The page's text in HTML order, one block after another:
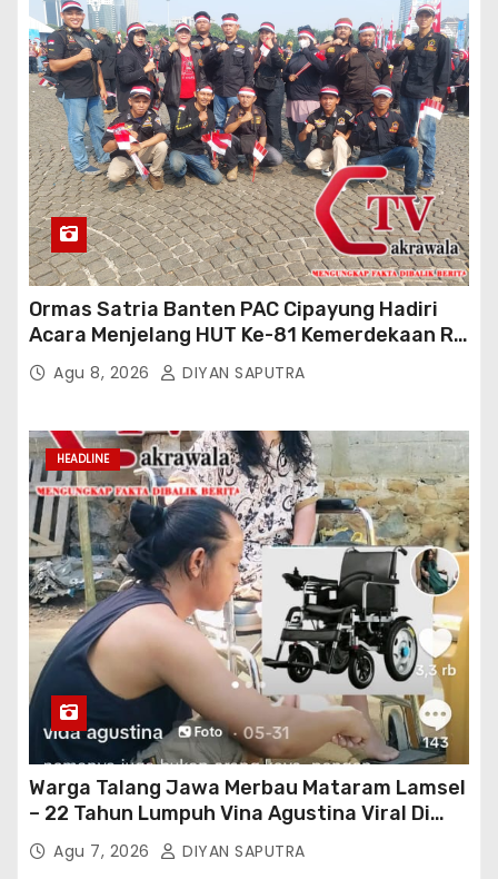
Ormas Satria Banten PAC Cipayung Hadiri
Acara Menjelang HUT Ke-81 Kemerdekaan RI
Di Silang Monas
Agu 8, 2026 DIYAN SAPUTRA
HEADLINE
Warga Talang Jawa Merbau Mataram Lamsel
– 22 Tahun Lumpuh Vina Agustina Viral Di
Tiktok Inginkan Kursi Roda Listrik, Kepala
Perwakilan Provinsi Lampung Media
Agu 7, 2026 DIYAN SAPUTRA